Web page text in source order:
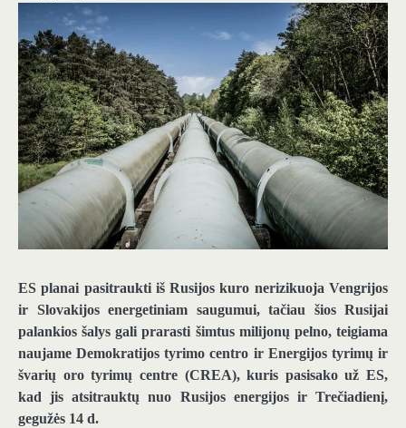
ES planai pasitraukti iš Rusijos kuro nerizikuoja Vengrijos
ir Slovakijos energetiniam saugumui, tačiau šios Rusijai
palankios šalys gali prarasti šimtus milijonų pelno, teigiama
naujame Demokratijos tyrimo centro ir Energijos tyrimų ir
švarių oro tyrimų centre (CREA), kuris pasisako už ES,
kad jis atsitrauktų nuo Rusijos energijos ir Trečiadienį,
gegužės 14 d.